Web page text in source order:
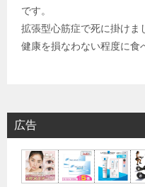
です。
拡張型心筋症で死に掛けま
健康を損なわない程度に食
広告